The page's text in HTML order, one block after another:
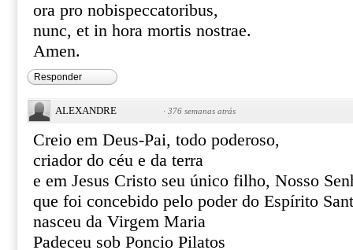
ora pro nobispeccatoribus,
nunc, et in hora mortis nostrae.
Amen.
Responder
ALEXANDRE · 376 semanas atrás
Creio em Deus-Pai, todo poderoso,
criador do céu e da terra
e em Jesus Cristo seu único filho, Nosso
que foi concebido pelo poder do Espírito
nasceu da Virgem Maria
Padeceu sob Poncio Pilatos